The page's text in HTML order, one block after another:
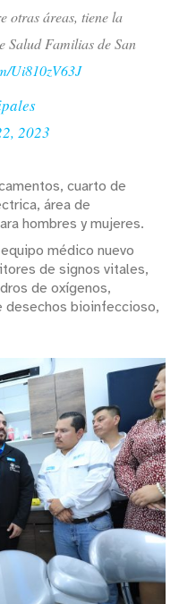
otras áreas, tiene la
Salud Familias de San
Ui810zV63J
2023
cuarto de
área de
hombres y mujeres.
médico nuevo
de signos vitales,
de oxígenos,
desechos bioinfeccioso,